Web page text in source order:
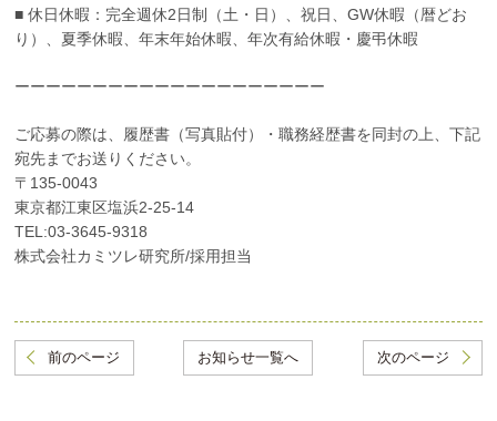
■ 休日休暇：完全週休2日制（土・日）、祝日、GW休暇（暦どお
り）、夏季休暇、年末年始休暇、年次有給休暇・慶弔休暇
ーーーーーーーーーーーーーーーーーーーー
ご応募の際は、履歴書（写真貼付）・職務経歴書を同封の上、下記
宛先までお送りください。
〒135-0043
東京都江東区塩浜2-25-14
TEL:03-3645-9318
株式会社カミツレ研究所/採用担当
次のページ
前のページ お知らせ一覧へ